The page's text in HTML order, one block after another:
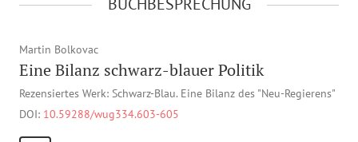
Martin Bolkovac
Eine Bilanz schwarz-blauer Politik
Rezensiertes Werk: Schwarz-Blau. Eine Bilanz des "Neu-Regierens"
DOI: 10.59288/wug334.603-605